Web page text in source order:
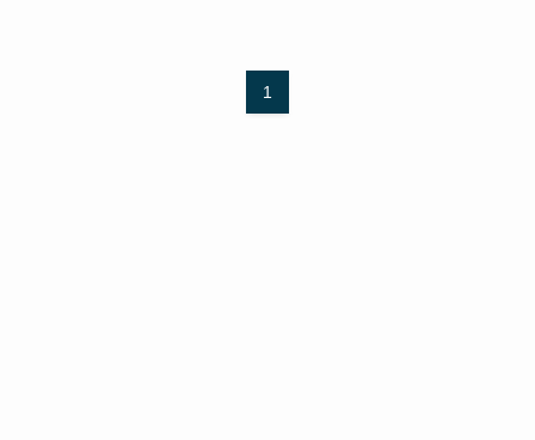
1